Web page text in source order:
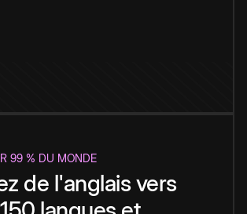
99 % DU MONDE
de l'anglais vers